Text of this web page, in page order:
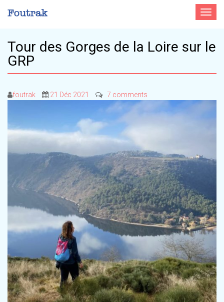
Toggle
Tour des Gorges de la Loire sur le
GRP
foutrak 21 Déc 2021 7 comments